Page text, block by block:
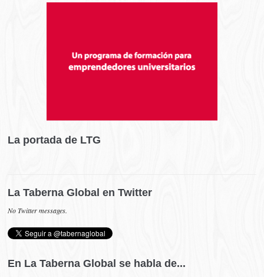
La portada de LTG
La Taberna Global en Twitter
No Twitter messages.
En La Taberna Global se habla de...